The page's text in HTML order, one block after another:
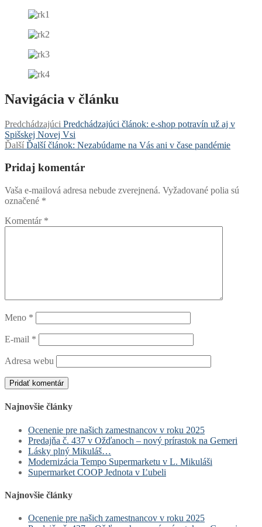
Navigácia v článku
Predchádzajúci Predchádzajúci článok: e-shop potravín už aj v
Spišskej Novej Vsi
Ďalší Ďalší článok: Nezabúdame na Vás ani v čase pandémie
Pridaj komentár
Vaša e-mailová adresa nebude zverejnená. Vyžadované polia sú
označené *
Komentár *
Meno *
E-mail *
Adresa webu
Najnovšie články
Ocenenie pre našich zamestnancov v roku 2025
Predajňa č. 437 v Ožďanoch – nový prírastok na Gemeri
Lásky plný Mikuláš…
Modernizácia Tempo Supermarketu v L. Mikuláši
Supermarket COOP Jednota v Ľubeli
Najnovšie články
Ocenenie pre našich zamestnancov v roku 2025